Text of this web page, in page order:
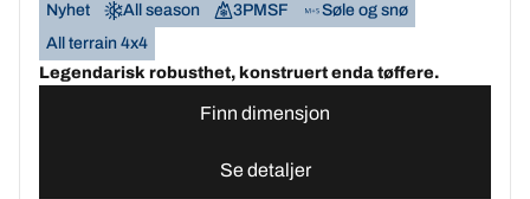
Nyhet All season 3PMSF
Søle og snø
All terrain 4x4
Legendarisk robusthet, konstruert enda tøffere.
Finn dimensjon
Se detaljer